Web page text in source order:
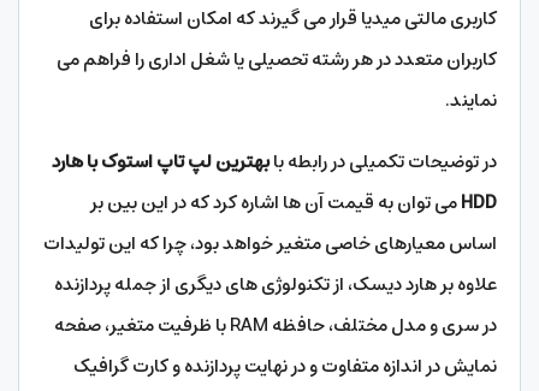
کاربری مالتی میدیا قرار می گیرند که امکان استفاده برای
کاربران متعدد در هر رشته تحصیلی یا شغل اداری را فراهم می
نمایند.
در توضیحات تکمیلی در رابطه بابهترین لپ تاپ استوک با هارد
HDDمی توان به قیمت آن ها اشاره کرد که در این بین بر
اساس معیارهای خاصی متغیر خواهد بود، چرا که این تولیدات
علاوه بر هارد دیسک، از تکنولوژی های دیگری از جمله پردازنده
در سری و مدل مختلف، حافظه RAM با ظرفیت متغیر، صفحه
نمایش در اندازه متفاوت و در نهایت پردازنده و کارت گرافیک